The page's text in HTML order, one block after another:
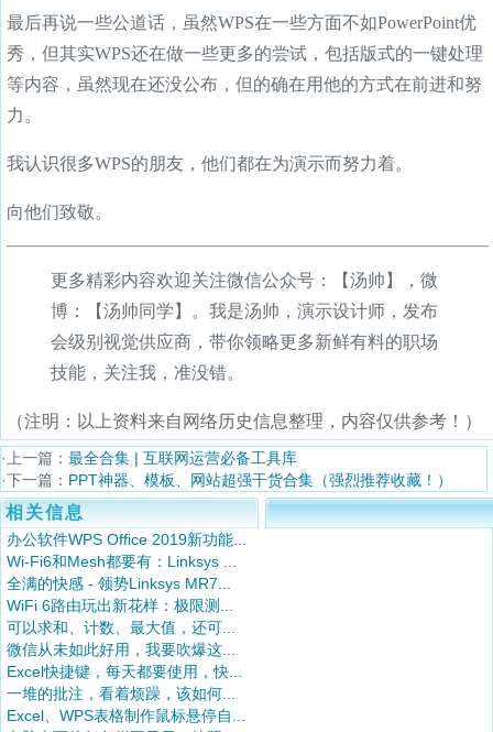
最后再说一些公道话，虽然WPS在一些方面不如PowerPoint优
秀，但其实WPS还在做一些更多的尝试，包括版式的一键处理
等内容，虽然现在还没公布，但的确在用他的方式在前进和努
力。
我认识很多WPS的朋友，他们都在为演示而努力着。
向他们致敬。
更多精彩内容欢迎关注微信公众号：【汤帅】，微
博：【汤帅同学】。我是汤帅，演示设计师，发布
会级别视觉供应商，带你领略更多新鲜有料的职场
技能，关注我，准没错。
（注明：以上资料来自网络历史信息整理，内容仅供参考！）
·上一篇： 最全合集 | 互联网运营必备工具库
·下一篇： PPT神器、模板、网站超强干货合集（强烈推荐收藏！）
相关信息
办公软件WPS Office 2019新功能...
Wi-Fi6和Mesh都要有：Linksys ...
全满的快感 - 领势Linksys MR7...
WiFi 6路由玩出新花样：极限测...
可以求和、计数、最大值，还可...
微信从未如此好用，我要吹爆这...
Excel快捷键，每天都要使用，快...
一堆的批注，看着烦躁，该如何...
Excel、WPS表格制作鼠标悬停自...